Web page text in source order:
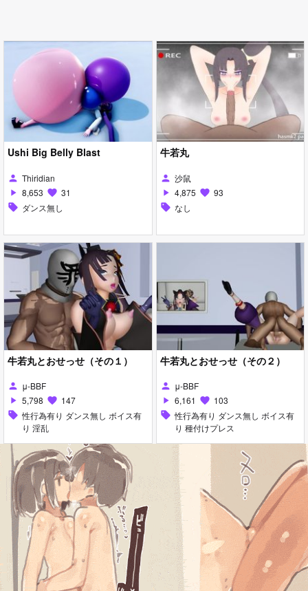
Ushi Big Belly Blast
person Thiridian
play_arrow 8,653 favorite 31
sell ダンス無し
牛若丸
person 沙鼠
play_arrow 4,875 favorite 93
sell なし
牛若丸とおせっせ（その１）
person μ-BBF
play_arrow 5,798 favorite 147
sell 性行為有り ダンス無し ボイス有
り 淫乱
牛若丸とおせっせ（その２）
person μ-BBF
play_arrow 6,161 favorite 103
sell 性行為有り ダンス無し ボイス有
り 種付けプレス